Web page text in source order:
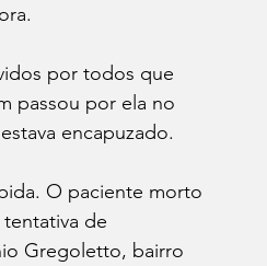
por todos que
passou por ela no
encapuzado.
O paciente morto
de
Gregoletto, bairro